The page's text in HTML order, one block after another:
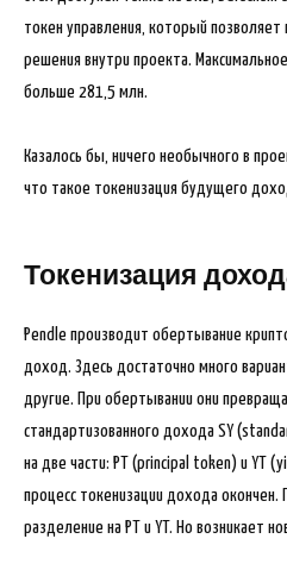
токен управления, который
решения внутри проекта.
больше 281,5 млн.
Казалось бы, ничего необычного в
что такое токенизация будущего
Токенизация
Pendle производит обертывание
доход. Здесь достаточно много
другие. При обертывании они
стандартизованного дохода SY
на две части: PT (principal token) и YT
процесс токенизации дохода окончен.
разделение на PT и YT. Но возникает